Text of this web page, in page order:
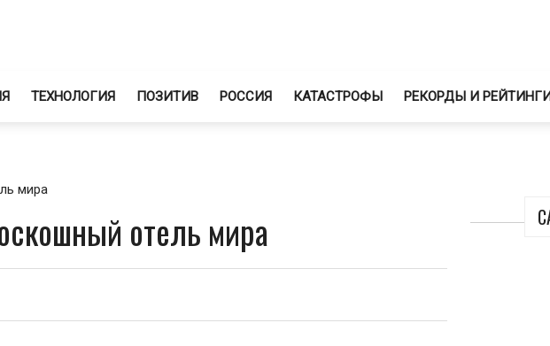
ТЕХНОЛОГИЯ ПОЗИТИВ РОССИЯ КАТАСТРОФЫ РЕКОРДЫ И
мира
отель мира